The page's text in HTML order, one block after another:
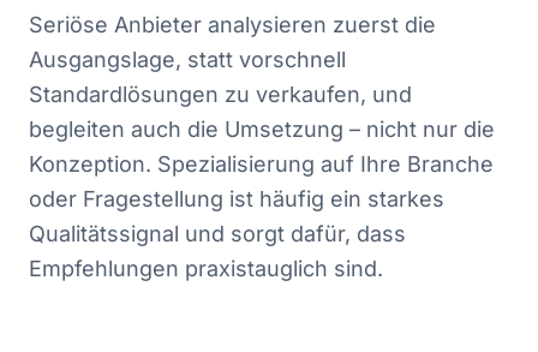
Seriöse Anbieter analysieren zuerst die
Ausgangslage, statt vorschnell
Standardlösungen zu verkaufen, und
begleiten auch die Umsetzung – nicht nur die
Konzeption. Spezialisierung auf Ihre Branche
oder Fragestellung ist häufig ein starkes
Qualitätssignal und sorgt dafür, dass
Empfehlungen praxistauglich sind.